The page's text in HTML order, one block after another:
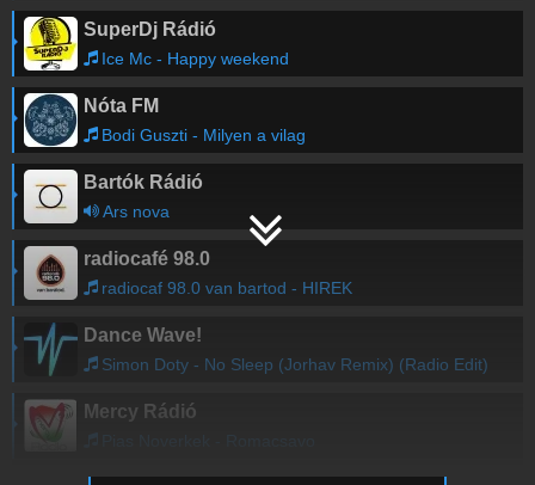
SuperDj Rádió
Ice Mc - Happy weekend
Nóta FM
Bodi Guszti - Milyen a vilag
Bartók Rádió
Ars nova
radiocafé 98.0
radiocaf 98.0 van bartod - HIREK
Dance Wave!
Simon Doty - No Sleep (Jorhav Remix) (Radio Edit)
Mercy Rádió